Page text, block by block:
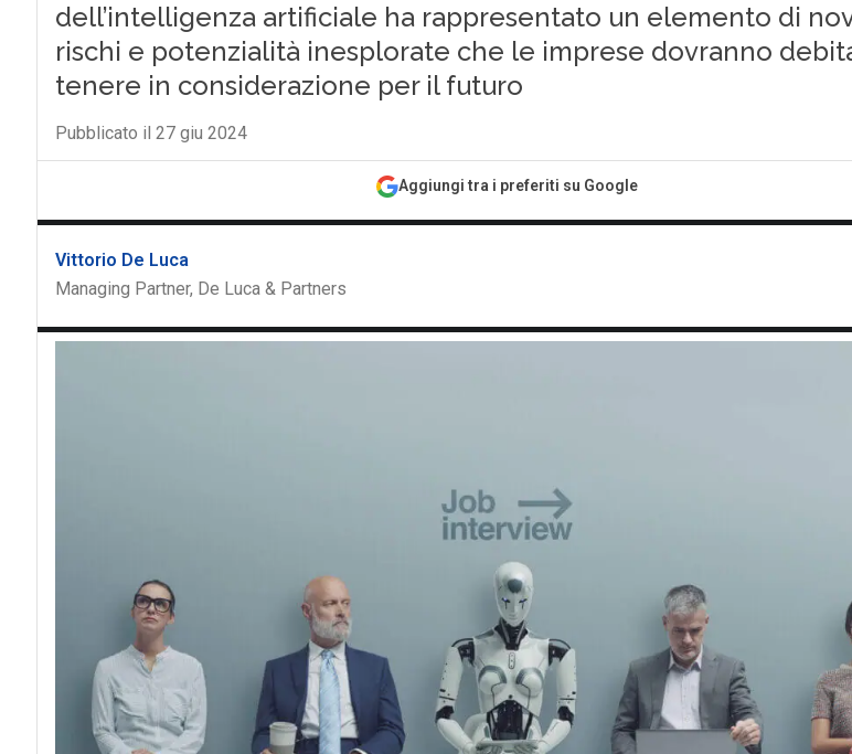
dell’intelligenza artificiale ha rappresentato un elemento di
rischi e potenzialità inesplorate che le imprese dovranno
tenere in considerazione per il futuro
Pubblicato il 27 giu 2024
Aggiungi tra i preferiti su Google
Vittorio De Luca
Managing Partner, De Luca & Partners